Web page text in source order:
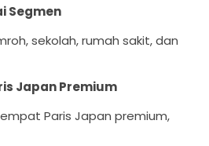
Segmen
sekolah, rumah sakit, dan
Japan Premium
Paris Japan premium,